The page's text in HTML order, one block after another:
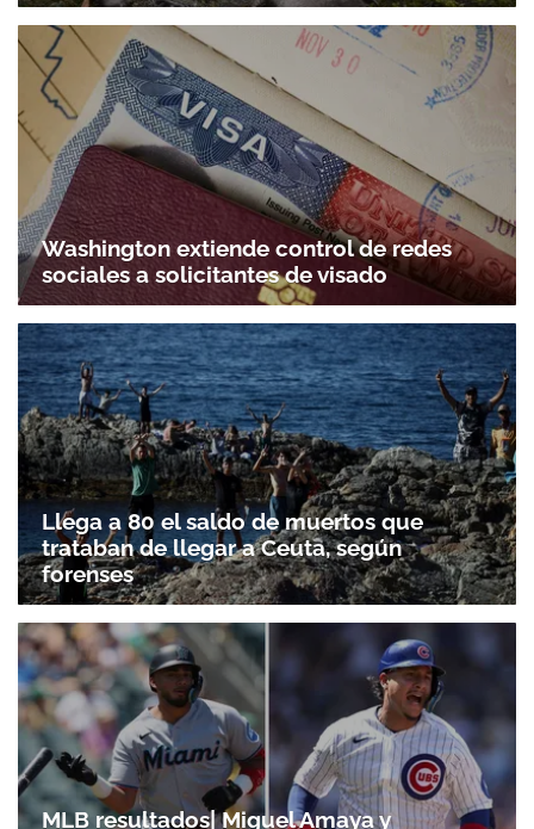
Washington extiende control de redes
sociales a solicitantes de visado
Llega a 80 el saldo de muertos que
trataban de llegar a Ceuta, según
forenses
MLB resultados| Miguel Amaya y